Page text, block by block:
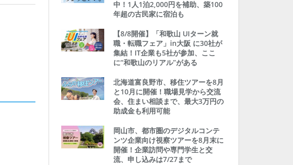
中！1人1泊2,000円を補助、築100
年超の古民家に宿泊も
【8/8開催】「和歌山 UIターン就
職・転職フェア」in大阪 に30社が
集結！IT企業も5社が参加、ここ
に“和歌山のリアル”がある
北海道富良野市、移住ツアーを8月
と10月に開催！職場見学から交流
会、住まい相談まで、最大3万円の
助成金も利用可能
岡山市、都市圏のデジタルコンテ
ンツ企業向け視察ツアーを8月末に
開催！企業訪問や専門学生と交
流、申し込みは7/27まで